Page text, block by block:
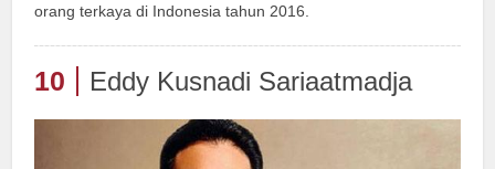
orang terkaya di Indonesia tahun 2016.
10 Eddy Kusnadi Sariaatmadja